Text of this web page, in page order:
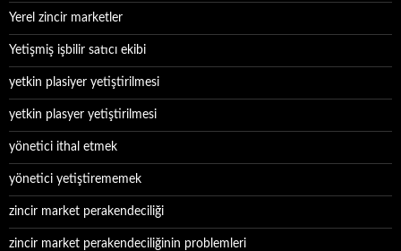
Yerel zincir marketler
Yetişmiş işbilir satıcı ekibi
yetkin plasiyer yetiştirilmesi
yetkin plasyer yetiştirilmesi
yönetici ithal etmek
yönetici yetiştirememek
zincir market perakendeciliği
zincir market perakendeciliğinin problemleri